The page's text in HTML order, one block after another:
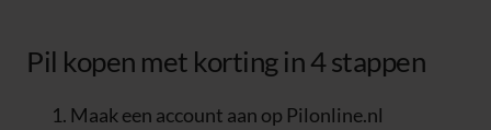
Pil kopen met korting in 4 stappen
Maak een account aan op Pilonline.nl